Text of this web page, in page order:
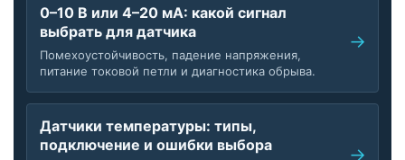
0–10 В или 4–20 мА: какой сигнал
выбрать для датчика
Помехоустойчивость, падение напряжения,
питание токовой петли и диагностика обрыва.
Датчики температуры: типы,
подключение и ошибки выбора